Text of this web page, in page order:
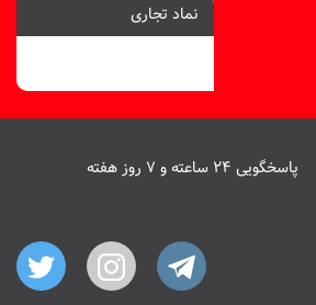
نماد تجاری
پاسخگویی ۲۴ ساعته و ۷ روز هفته